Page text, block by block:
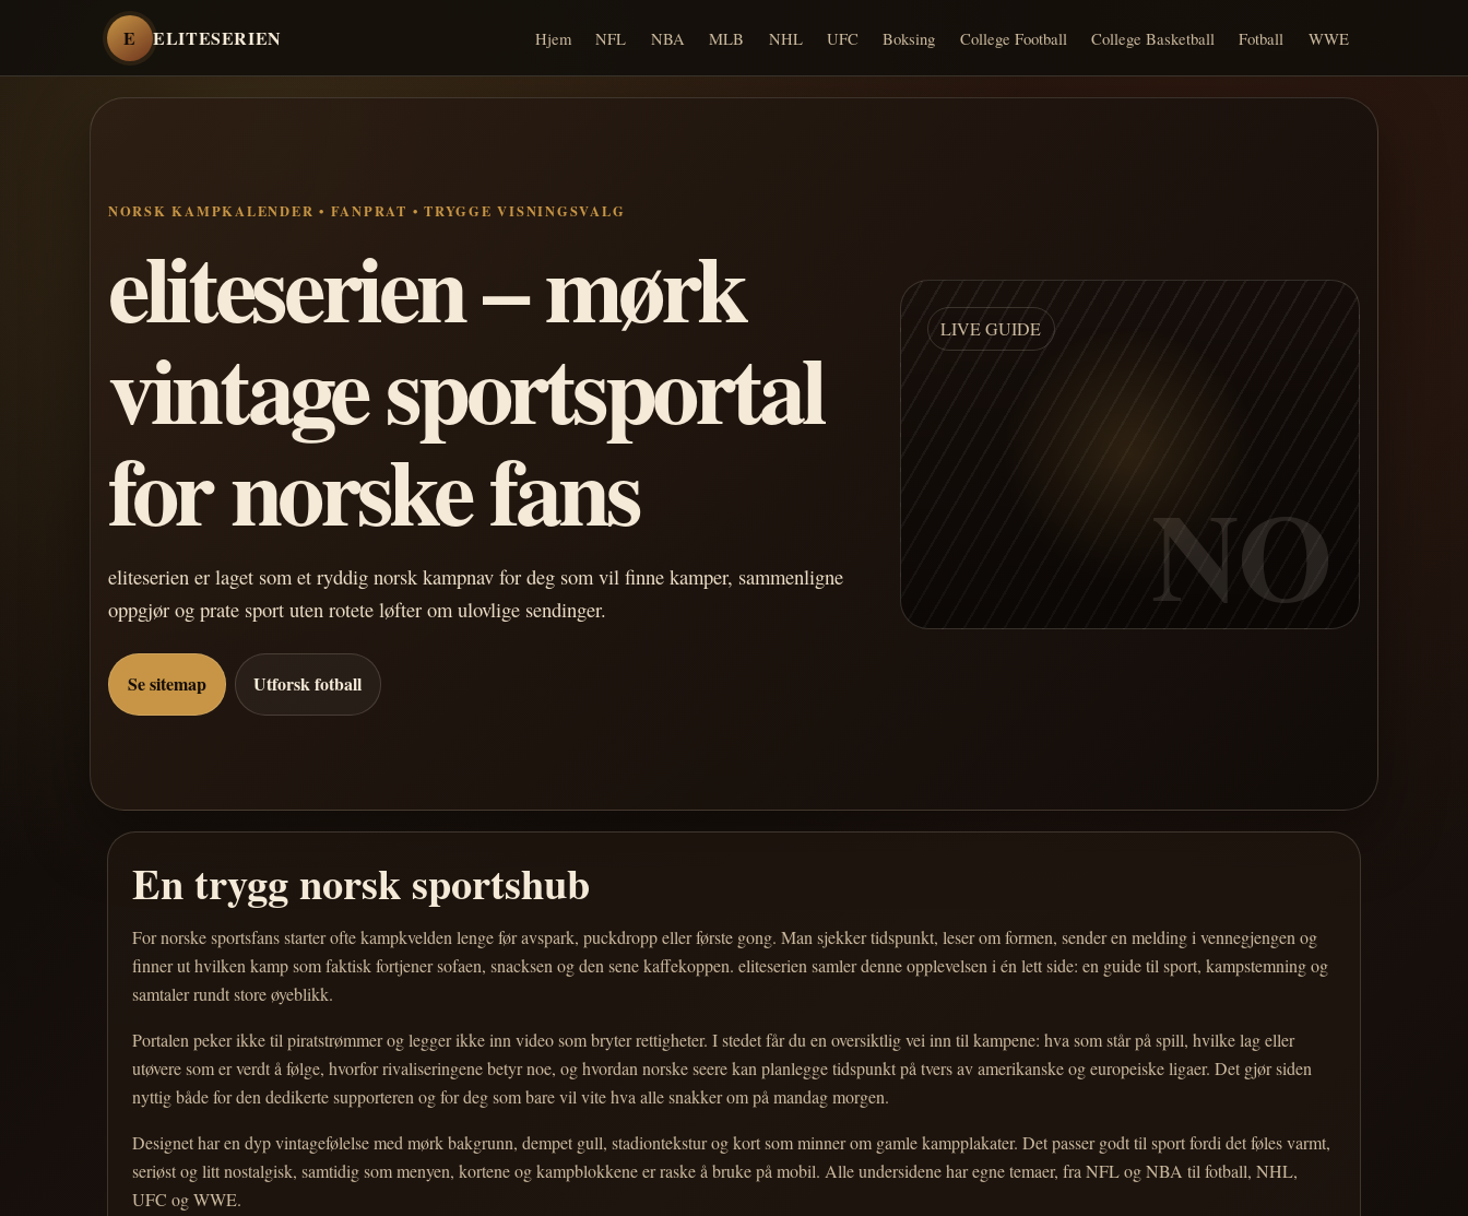
E ELITESERIEN Hjem NFL NBA MLB NHL UFC Boksing College Football College Basketball Fotball WWE
NORSK KAMPKALENDER • FANPRAT • TRYGGE VISNINGSVALG
eliteserien – mørk
vintage sportsportal
for norske fans
eliteserien er laget som et ryddig norsk kampnav for deg som vil finne kamper, sammenligne
oppgjør og prate sport uten rotete løfter om ulovlige sendinger.
Se sitemap Utforsk fotball
LIVE GUIDE
NO
En trygg norsk sportshub
For norske sportsfans starter ofte kampkvelden lenge før avspark, puckdropp eller første gong. Man sjekker tidspunkt, leser om formen, sender en melding i vennegjengen og
finner ut hvilken kamp som faktisk fortjener sofaen, snacksen og den sene kaffekoppen. eliteserien samler denne opplevelsen i én lett side: en guide til sport, kampstemning og
samtaler rundt store øyeblikk.
Portalen peker ikke til piratstrømmer og legger ikke inn video som bryter rettigheter. I stedet får du en oversiktlig vei inn til kampene: hva som står på spill, hvilke lag eller
utøvere som er verdt å følge, hvorfor rivaliseringene betyr noe, og hvordan norske seere kan planlegge tidspunkt på tvers av amerikanske og europeiske ligaer. Det gjør siden
nyttig både for den dedikerte supporteren og for deg som bare vil vite hva alle snakker om på mandag morgen.
Designet har en dyp vintagefølelse med mørk bakgrunn, dempet gull, stadiontekstur og kort som minner om gamle kampplakater. Det passer godt til sport fordi det føles varmt,
seriøst og litt nostalgisk, samtidig som menyen, kortene og kampblokkene er raske å bruke på mobil. Alle undersidene har egne temaer, fra NFL og NBA til fotball, NHL,
UFC og WWE.